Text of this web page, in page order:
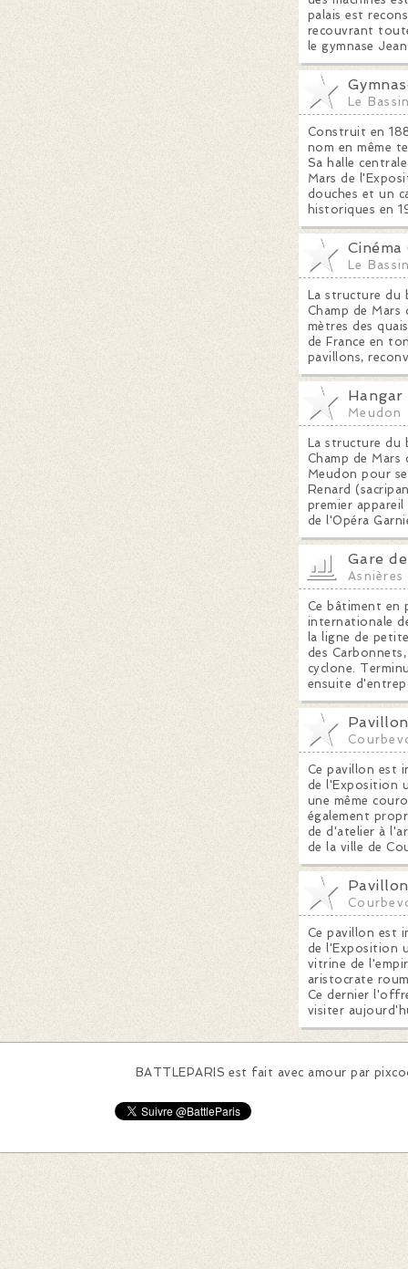
palais est
recouvrant
le gymnase
Le
Construit en
nom en même
Sa halle
Mars de
douches et un
historiques en
Le
La structure du
Champ de
mètres des
de France en
pavillons,
Hangar
Meudon
La structure du
Champ de
Meudon pour
Renard
premier
de l'Opéra
Gare
Asnières
Ce bâtiment en
internationale
la ligne de
des
cyclone.
ensuite
Ce pavillon est
de l'Exposition
une même
également
de d'atelier à
de la ville de
Ce pavillon est
de l'Exposition
vitrine de
aristocrate
Ce dernier
visiter
BATTLEPARIS est fait avec amour par